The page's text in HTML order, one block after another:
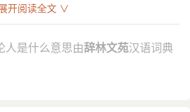
序》：“与之语道理，辨古今事当
·恕物》：“故曰论人，当於有过中
中求有过。”
开阅读全文 ∨
人是什么意思由辞林文苑汉语词典